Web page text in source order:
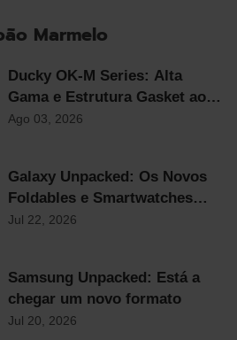
Marmelo
Ducky OK-M Series: Alta
Gama e Estrutura Gasket ao
Preço Mais Competitivo do
Ago 03, 2026
Galaxy Unpacked: Os Novos
Foldables e Smartwatches
Samsung já chegaram!
Jul 22, 2026
Samsung Unpacked: Está a
chegar um novo formato
Jul 20, 2026